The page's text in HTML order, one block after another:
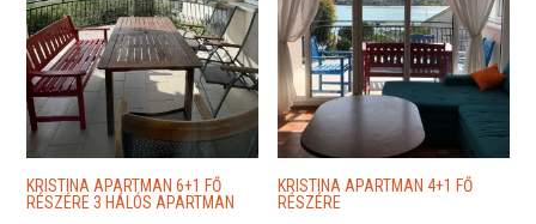
KRISTINA APARTMAN 6+1 FŐ
RÉSZÉRE 3 HÁLÓS APARTMAN
KRISTINA APARTMAN 4+1 FŐ
RÉSZÉRE